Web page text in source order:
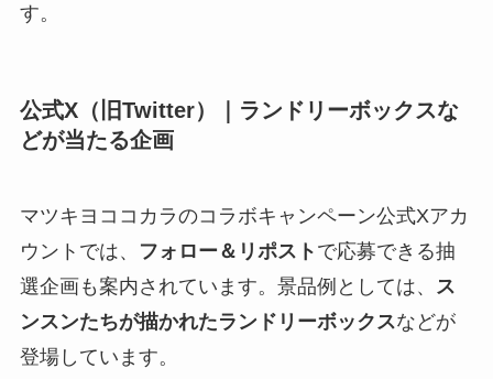
す。
公式X（旧Twitter）｜ランドリーボックスな
どが当たる企画
マツキヨココカラのコラボキャンペーン公式Xアカ
ウントでは、
フォロー＆リポスト で応募できる抽
選企画も案内されています。景品例としては、 ス
ンスンたちが描かれたランドリーボックスなどが
登場しています。